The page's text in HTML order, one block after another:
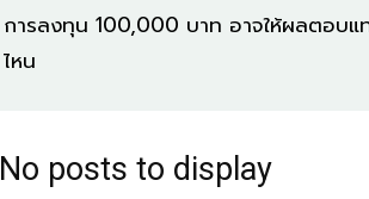
การลงทุน 100,000 บาท อาจให้ผลตอบ
ไหน
No posts to display